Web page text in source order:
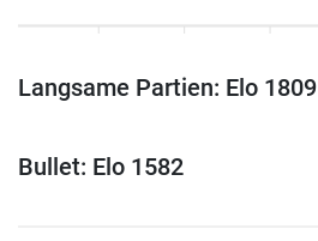
Langsame Partien: Elo 1809
Bullet: Elo 1582